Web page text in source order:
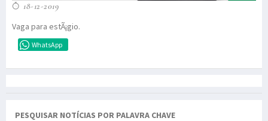
18-12-2019
Vaga para estÃ¡gio.
WhatsApp
PESQUISAR NOTÍCIAS POR PALAVRA CHAVE